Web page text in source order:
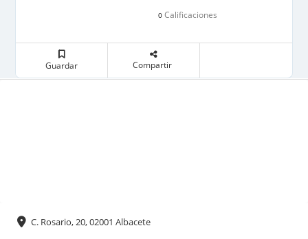
0Calificaciones
Guardar Compartir
C. Rosario, 20, 02001 Albacete